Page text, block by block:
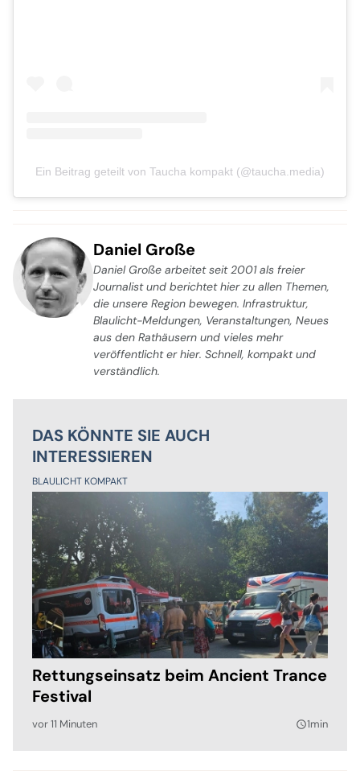
Ein Beitrag geteilt von Taucha kompakt (@taucha.media)
Daniel Große
Daniel Große arbeitet seit 2001 als freier
Journalist und berichtet hier zu allen Themen,
die unsere Region bewegen. Infrastruktur,
Blaulicht-Meldungen, Veranstaltungen, Neues
aus den Rathäusern und vieles mehr
veröffentlicht er hier. Schnell, kompakt und
verständlich.
DAS KÖNNTE SIE AUCH
INTERESSIEREN
BLAULICHT KOMPAKT
Rettungseinsatz beim Ancient Trance
Festival
vor 11 Minuten query_builder1min